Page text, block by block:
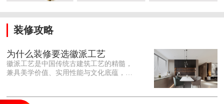
装修攻略
为什么装修要选徽派工艺
徽派工艺是中国传统古建筑工艺的精髓，
兼具美学价值、实用性能与文化底蕴，优
雕细琢的砖、木、石雕为特色，线条古朴